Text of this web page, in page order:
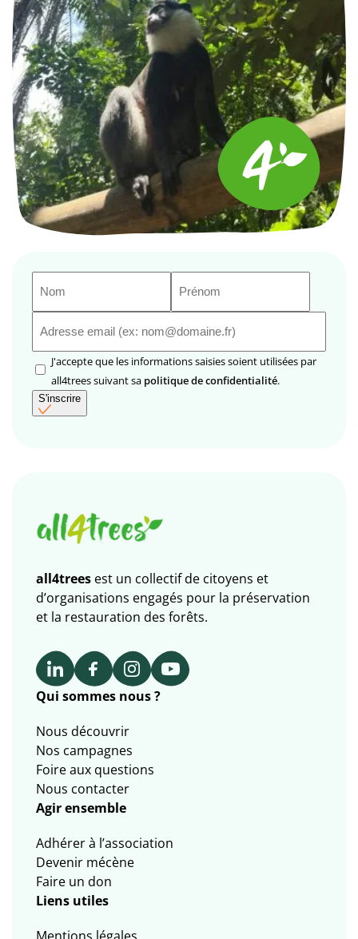
mail(Nécessaire)
RGPD(Nécessaire)
J'accepte que les informations saisies soient utilisées par
all4trees suivant sa politique de confidentialité.
S'inscrire
all4trees est un collectif de citoyens et
d’organisations engagés pour la préservation
et la restauration des forêts.
Qui sommes nous ?
Nous découvrir
Nos campagnes
Foire aux questions
Nous contacter
Agir ensemble
Adhérer à l’association
Devenir mécène
Faire un don
Liens utiles